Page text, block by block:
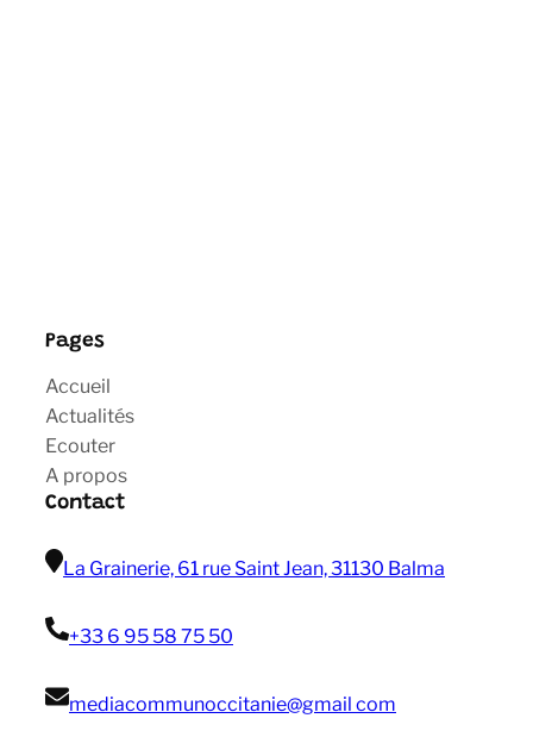
Pages
Accueil
Actualités
Ecouter
A propos
Contact
La Grainerie, 61 rue Saint Jean, 31130 Balma
+33 6 95 58 75 50
mediacommunoccitanie@gmail com